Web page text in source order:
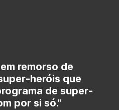
remorso de
heróis que
de super-
por si só.”